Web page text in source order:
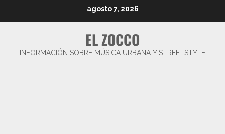
agosto 7, 2026
EL ZOCCO
INFORMACIÓN SOBRE MÚSICA URBANA Y STREETSTYLE